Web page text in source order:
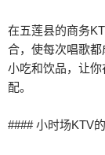
在五莲县的商务
合，使每次唱歌
小吃和饮品，让
配。
#### 小时场KTV